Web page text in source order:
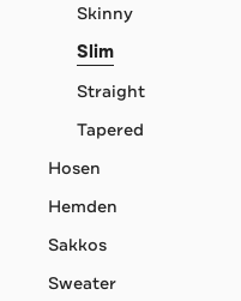
Skinny
Slim
Straight
Tapered
Hosen
Hemden
Sakkos
Sweater